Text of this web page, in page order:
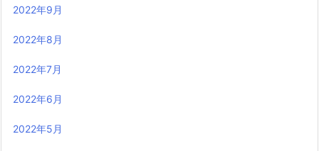
2022年9月
2022年8月
2022年7月
2022年6月
2022年5月